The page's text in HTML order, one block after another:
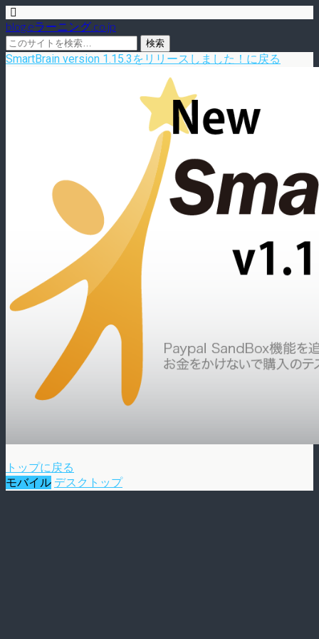
blog.eラーニング.co.jp
SmartBrain version 1.15.3をリリースしました！に戻る
トップに戻る
モバイル デスクトップ